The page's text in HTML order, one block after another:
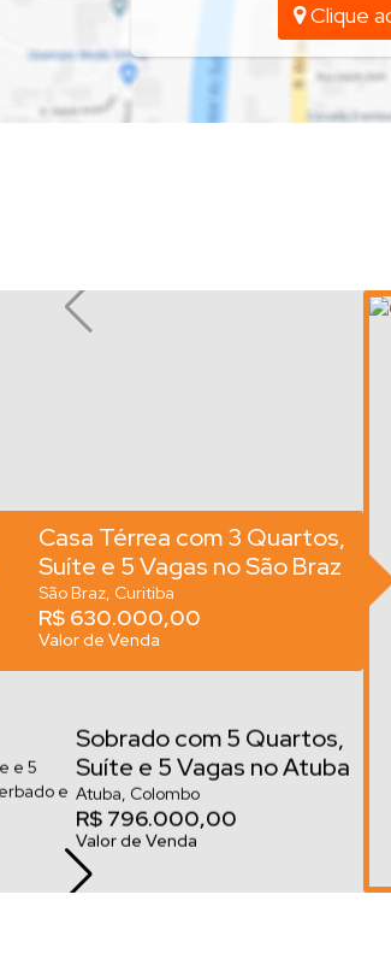
Clique
Casa Térrea com 3 Quartos,
Suíte e 5 Vagas no São Braz
– Curitiba
São Braz Curitiba
R$ 630.000,00
Valor de Venda
Sobrado com 5 Quartos,
Suíte e 5 Vagas no Atuba
– Colombo | Averbado e
Financiável
Atuba Colombo
R$ 796.000,00
Valor de Venda